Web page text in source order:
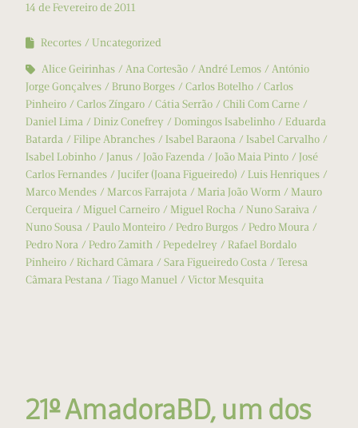
14 de Fevereiro de 2011
Recortes
Uncategorized
Alice Geirinhas
Ana Cortesão André Lemos
António
Jorge Gonçalves
Bruno Borges Carlos Botelho
Carlos
Pinheiro
Carlos Zíngaro Cátia Serrão
Chili Com Carne
Daniel Lima
Diniz Conefrey Domingos Isabelinho
Eduarda
Batarda
Filipe Abranches Isabel Baraona
Isabel Carvalho
Isabel Lobinho
Janus João Fazenda João Maia Pinto
José
Carlos Fernandes
Jucifer (Joana Figueiredo)
Luis Henriques
Marco Mendes
Marcos Farrajota Maria João Worm
Mauro
Cerqueira
Miguel Carneiro Miguel Rocha
Nuno Saraiva
Nuno Sousa
Paulo Monteiro Pedro Burgos
Pedro Moura
Pedro Nora
Pedro Zamith Pepedelrey
Rafael Bordalo
Pinheiro
Richard Câmara Sara Figueiredo Costa
Teresa
Câmara Pestana
Tiago Manuel Victor Mesquita
21º AmadoraBD, um dos